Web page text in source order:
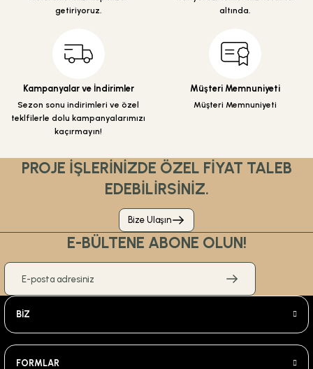
getiriyoruz.
altında.
Kampanyalar ve İndirimler
Sezon sonu indirimleri ve özel
teklfilerle dolu kampanyalarımızı
kaçırmayın!
Müşteri Memnuniyeti
Müşteri Memnuniyeti
PROJE İŞLERİNİZDE ÖZEL FİYAT TALEB
EDEBİLİRSİNİZ.
Bize Ulaşın
E-BÜLTENE ABONE OLUN!
BİZ
FORMLAR